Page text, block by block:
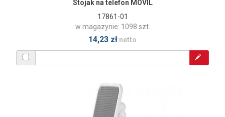
Stojak na telefon MOVIL
17861-01
w magazynie: 1098 szt.
14,23 zł netto